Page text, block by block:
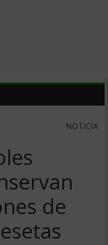
NOTICIA
de